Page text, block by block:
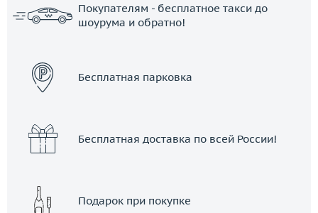
Покупателям - бесплатное такси до
шоурума и обратно!
Бесплатная парковка
Бесплатная доставка по всей России!
Подарок при покупке